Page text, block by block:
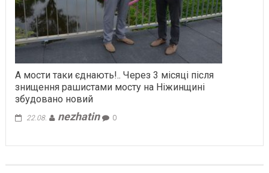
А мости таки єднають!.. Через 3 місяці після
знищення рашистами мосту на Ніжинщині
збудовано новий
22.08. nezhatin 0